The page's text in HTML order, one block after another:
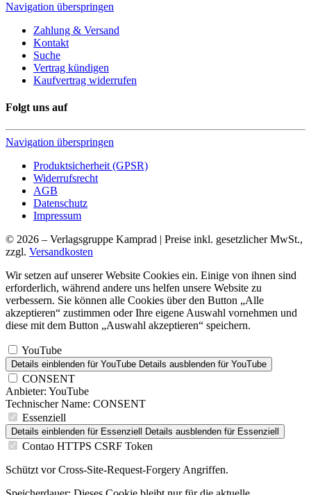
Navigation überspringen
Zahlung & Versand
Kontakt
Suche
Vertrag kündigen
Kaufvertrag widerrufen
Folgt uns auf
Navigation überspringen
Produktsicherheit (GPSR)
Widerrufsrecht
AGB
Datenschutz
Impressum
© 2026 – Verlagsgruppe Kamprad | Preise inkl. gesetzlicher MwSt.,
zzgl. Versandkosten
Wir setzen auf unserer Website Cookies ein. Einige von ihnen sind
erforderlich, während andere uns helfen unsere Website zu
verbessern. Sie können alle Cookies über den Button „Alle
akzeptieren“ zustimmen oder Ihre eigene Auswahl vornehmen und
diese mit dem Button „Auswahl akzeptieren“ speichern.
YouTube
Details einblenden für YouTube Details ausblenden für YouTube
CONSENT
Anbieter: YouTube
Technischer Name: CONSENT
Essenziell
Details einblenden für Essenziell Details ausblenden für Essenziell
Contao HTTPS CSRF Token
Schützt vor Cross-Site-Request-Forgery Angriffen.